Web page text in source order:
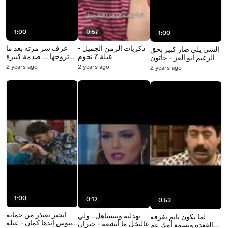
1:00
عرف سر مرته بعد ما
تزوجها ... صدمة كبيرة
وجن جنانه - خاتون
2 years ago
1:00
انجبر يعتذر من حماته
ويبوس إيدها كمان - عيلة
0:57
ذكريات الزمن الجميل -
عيلة 7 نجوم
2 years ago
0:12
بهدلته وبيستاهل.. ولي
عالبخل ما أبشعه - جيران
1:00
الشي يلي صار كبير بحق
الزعيم أبو العز - خاتون
2 years ago
0:53
لما تكون نايم بغرفة
القعدة وتسمع أمك عم